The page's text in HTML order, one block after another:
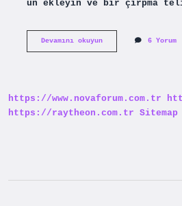
un ekleyin ve bir çırpma
Devamını okuyunPürüzsüz
6 Yorum
https://www.novaforum.com.tr
https://raytheon.com.tr Sitemap